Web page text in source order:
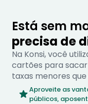
Está sem
precisa de
Na Konsi, você
cartões para
taxas menores
Aproveite as
públicos,